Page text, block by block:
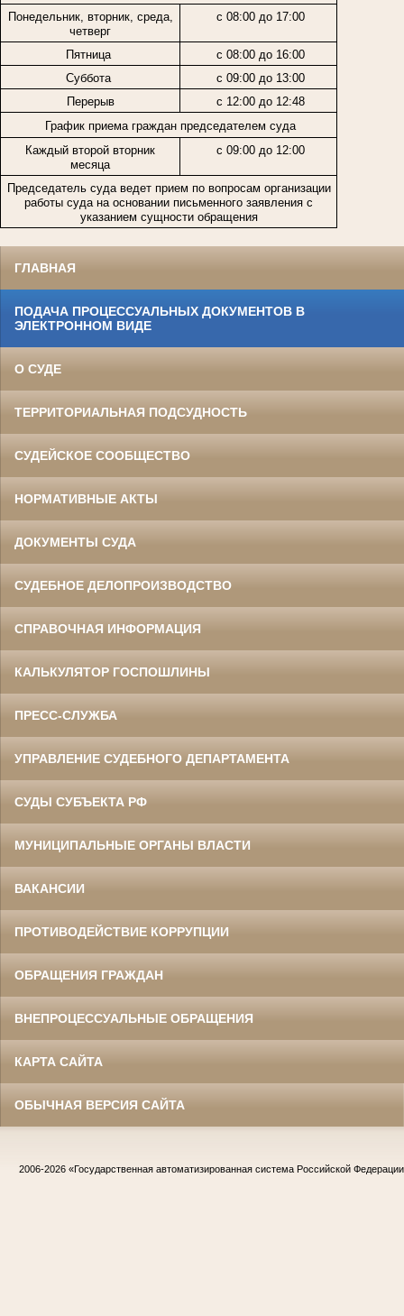
Понедельник, вторник, среда,
четверг
с 08:00 до 17:00
Пятница
с 08:00 до 16:00
Суббота
с 09:00 до 13:00
Перерыв
с 12:00 до 12:48
График приема граждан председателем суда
Каждый второй вторник
месяца
с 09:00 до 12:00
Председатель суда ведет прием по вопросам организации
работы суда на основании письменного заявления с
указанием сущности обращения
ГЛАВНАЯ
ПОДАЧА ПРОЦЕССУАЛЬНЫХ ДОКУМЕНТОВ В
ЭЛЕКТРОННОМ ВИДЕ
О СУДЕ
ТЕРРИТОРИАЛЬНАЯ ПОДСУДНОСТЬ
СУДЕЙСКОЕ СООБЩЕСТВО
НОРМАТИВНЫЕ АКТЫ
ДОКУМЕНТЫ СУДА
СУДЕБНОЕ ДЕЛОПРОИЗВОДСТВО
СПРАВОЧНАЯ ИНФОРМАЦИЯ
КАЛЬКУЛЯТОР ГОСПОШЛИНЫ
ПРЕСС-СЛУЖБА
УПРАВЛЕНИЕ СУДЕБНОГО ДЕПАРТАМЕНТА
СУДЫ СУБЪЕКТА РФ
МУНИЦИПАЛЬНЫЕ ОРГАНЫ ВЛАСТИ
ВАКАНСИИ
ПРОТИВОДЕЙСТВИЕ КОРРУПЦИИ
ОБРАЩЕНИЯ ГРАЖДАН
ВНЕПРОЦЕССУАЛЬНЫЕ ОБРАЩЕНИЯ
КАРТА САЙТА
ОБЫЧНАЯ ВЕРСИЯ САЙТА
2006-2026 «Государственная автоматизированная система Российской